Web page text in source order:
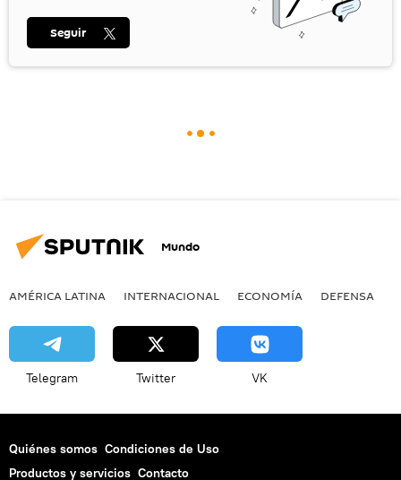
Seguir
Mundo
AMÉRICA LATINA INTERNACIONAL ECONOMÍA DEFENSA
Telegram Twitter VK
Quiénes somos Condiciones de Uso
Productos y servicios Contacto